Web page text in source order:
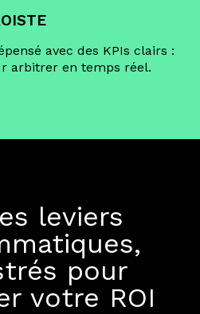
avec des KPIs clairs :
arbitrer en temps réel.
leviers
pour
votre ROI